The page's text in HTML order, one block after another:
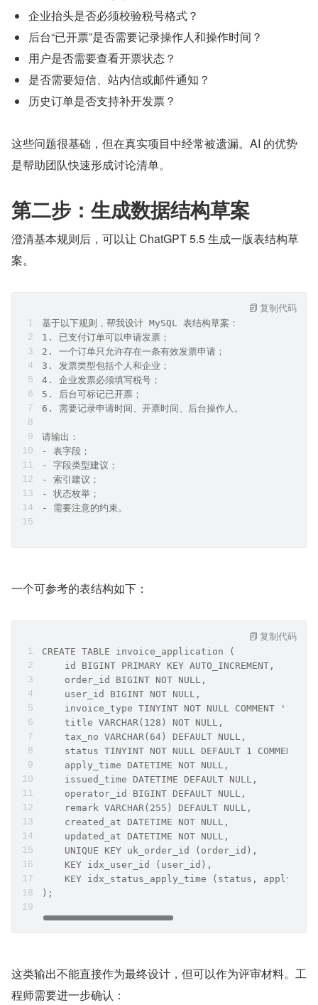
企业抬头是否必须校验税号格式？
后台“已开票”是否需要记录操作人和操作时间？
用户是否需要查看开票状态？
是否需要短信、站内信或邮件通知？
历史订单是否支持补开发票？
这些问题很基础，但在真实项目中经常被遗漏。AI 的优势
是帮助团队快速形成讨论清单。
第二步：生成数据结构草案
澄清基本规则后，可以让 ChatGPT 5.5 生成一版表结构草
案。
基于以下规则，帮我设计 MySQL 表结构草案：
1. 已支付订单可以申请发票；
2. 一个订单只允许存在一条有效发票申请；
3. 发票类型包括个人和企业；
4. 企业发票必须填写税号；
5. 后台可标记已开票；
6. 需要记录申请时间、开票时间、后台操作人。
请输出：
- 表字段；
- 字段类型建议；
- 索引建议；
- 状态枚举；
- 需要注意的约束。
复制代码
一个可参考的表结构如下：
CREATE TABLE invoice_application (
    id BIGINT PRIMARY KEY AUTO_INCREMENT,
    order_id BIGINT NOT NULL,
    user_id BIGINT NOT NULL,
invoice_type TINYINT NOT NULL COMMENT '1
    title VARCHAR(128) NOT NULL,
    tax_no VARCHAR(64) DEFAULT NULL,
status TINYINT NOT NULL DEFAULT 1 COMMENT
    apply_time DATETIME NOT NULL,
    issued_time DATETIME DEFAULT NULL,
    operator_id BIGINT DEFAULT NULL,
    remark VARCHAR(255) DEFAULT NULL,
    created_at DATETIME NOT NULL,
    updated_at DATETIME NOT NULL,
    UNIQUE KEY uk_order_id (order_id),
    KEY idx_user_id (user_id),
KEY idx_status_apply_time (status,
);
复制代码
这类输出不能直接作为最终设计，但可以作为评审材料。工
程师需要进一步确认：